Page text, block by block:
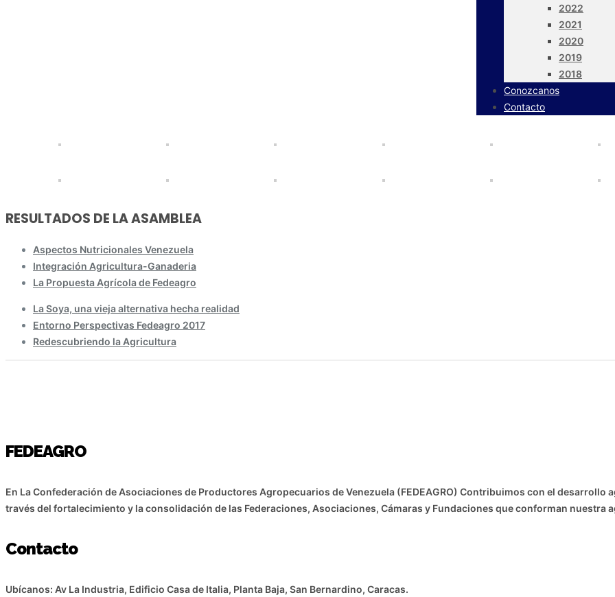
2022
2021
2020
2019
2018
Conozcanos
Contacto
RESULTADOS DE LA ASAMBLEA
Aspectos Nutricionales Venezuela
Integración Agricultura-Ganaderia
La Propuesta Agrícola de Fedeagro
La Soya, una vieja alternativa hecha realidad
Entorno Perspectivas Fedeagro 2017
Redescubriendo la Agricultura
FEDEAGRO
En La Confederación de Asociaciones de Productores Agropecuarios de Venezuela (FEDEAGRO) Contribuimos con el desarrollo
través del fortalecimiento y la consolidación de las Federaciones, Asociaciones, Cámaras y Fundaciones que conforman nuestra
Contacto
Ubícanos: Av La Industria, Edificio Casa de Italia, Planta Baja, San Bernardino, Caracas.